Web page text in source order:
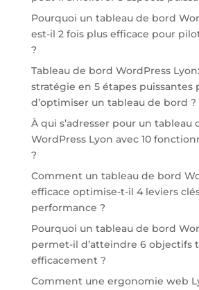
Pourquoi un tableau de bord
est-il 2 fois plus efficace pour
?
Tableau de bord WordPress
stratégie en 5 étapes puissantes
d’optimiser un tableau de bord ?
À qui s’adresser pour un tableau
WordPress Lyon avec 10
?
Comment un tableau de bord
efficace optimise-t-il 4 leviers
performance ?
Pourquoi un tableau de bord
permet-il d’atteindre 6 objectifs
efficacement ?
Comment une ergonomie web